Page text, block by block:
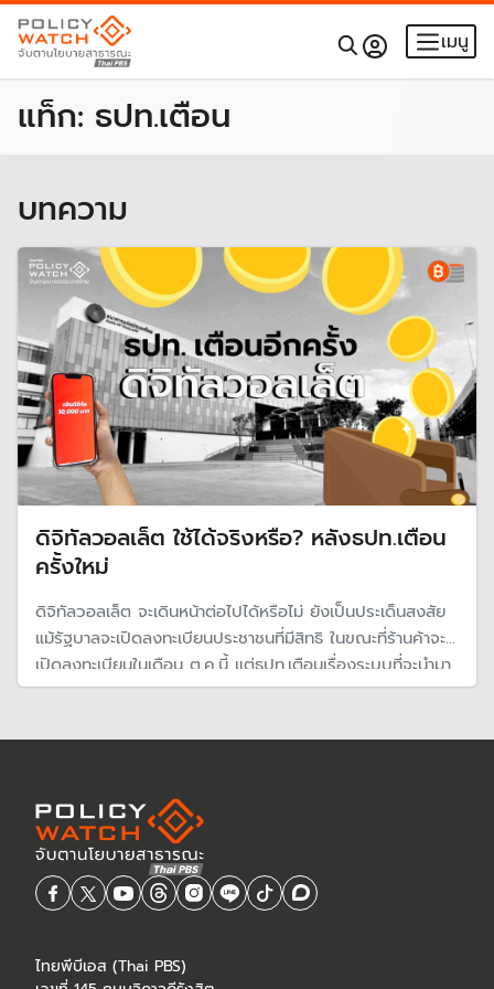
เมนู
แท็ก: ธปท.เตือน
บทความ
ดิจิทัลวอลเล็ต ใช้ได้จริงหรือ? หลังธปท.เตือน
ครั้งใหม่
ดิจิทัลวอลเล็ต จะเดินหน้าต่อไปได้หรือไม่ ยังเป็นประเด็นสงสัย
แม้รัฐบาลจะเปิดลงทะเบียนประชาชนที่มีสิทธิ ในขณะที่ร้านค้าจะ
เปิดลงทะเบียนในเดือน ต.ค.นี้ แต่ธปท.เตือนเรื่องระบบที่จะนำมา
ใช้ มีความเสี่ยงหลายด้าน รวมถึงงบประมาณที่นำมาใช้ อาจไม่
ไทยพีบีเอส (Thai PBS)